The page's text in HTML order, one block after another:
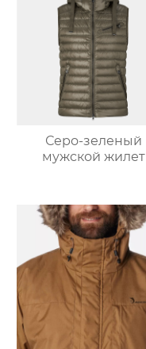
Серо-зеленый
мужской жилет